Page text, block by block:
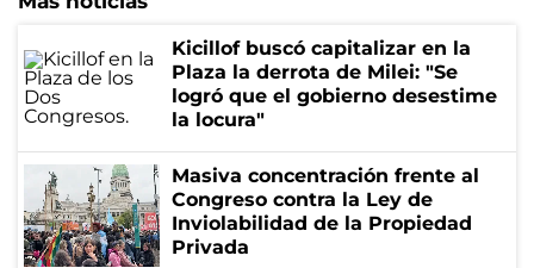
Kicillof buscó capitalizar en la
Plaza la derrota de Milei: "Se
logró que el gobierno desestime
la locura"
Masiva concentración frente al
Congreso contra la Ley de
Inviolabilidad de la Propiedad
Privada